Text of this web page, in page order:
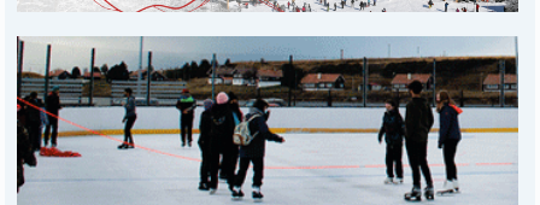
DEPORTES
POLICIALES
I-DIARIO
MÁS
BÚSQUEDA